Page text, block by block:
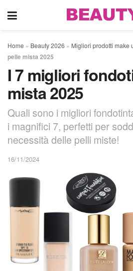
Home » Beauty 2026 » Migliori prodotti make
pelle mista 2025
I 7 migliori
mista 2025
Quali sono i migliori
i magnifici 7, perfetti per
necessità delle pelli miste!
16/11/2024